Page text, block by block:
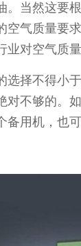
当然这要根
空气质量要
对空气质
择不得小于
对不够的。
备用机，也